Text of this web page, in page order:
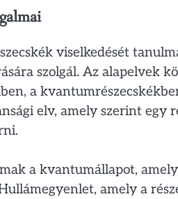
viselkedését
szolgál. Az alapelvek
a
elv, amely szerint egy
a kvantumállapot, amely
amely a